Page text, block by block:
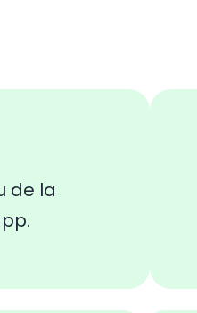
de la